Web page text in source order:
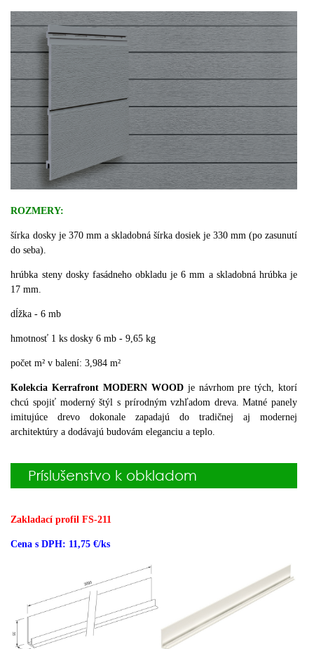
ROZMERY:
šírka dosky je 370 mm a skladobná šírka dosiek je 330 mm (po zasunutí
do seba).
hrúbka steny dosky fasádneho obkladu je 6 mm a skladobná hrúbka je
17 mm.
dĺžka - 6 mb
hmotnosť 1 ks dosky 6 mb - 9,65 kg
počet m² v balení: 3,984 m²
Kolekcia Kerrafront MODERN WOOD je návrhom pre tých, ktorí
chcú spojiť moderný štýl s prírodným vzhľadom dreva. Matné panely
imitujúce drevo dokonale zapadajú do tradičnej aj modernej
architektúry a dodávajú budovám eleganciu a teplo.
Príslušenstvo k obkladom
Zakladací profil FS-211
Cena s DPH: 11,75 €/ks